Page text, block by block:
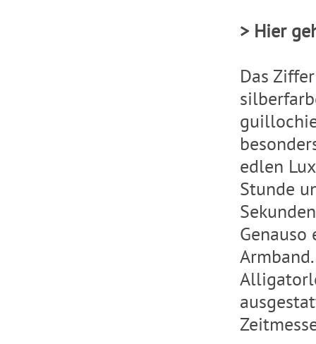
> Hier
Das
edlen
Stunde